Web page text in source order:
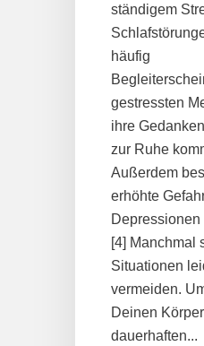
ständigem
häufig
gestressten
ihre
zur Ruhe
Außerdem
erhöhte
[4] Manchmal
Situationen
vermeiden.
Deinen
dauerhaften...